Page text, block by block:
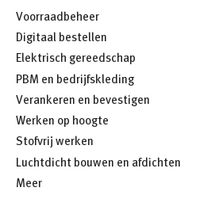
Voorraadbeheer
Digitaal bestellen
Elektrisch gereedschap
PBM en bedrijfskleding
Verankeren en bevestigen
Werken op hoogte
Stofvrij werken
Luchtdicht bouwen en afdichten
Meer